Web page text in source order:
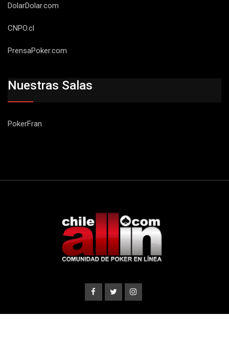
DolarDolar.com
CNPO.cl
PrensaPoker.com
Nuestras Salas
PokerFran